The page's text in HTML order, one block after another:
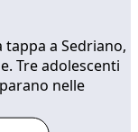
a Sedriano,
Tre adolescenti
nelle